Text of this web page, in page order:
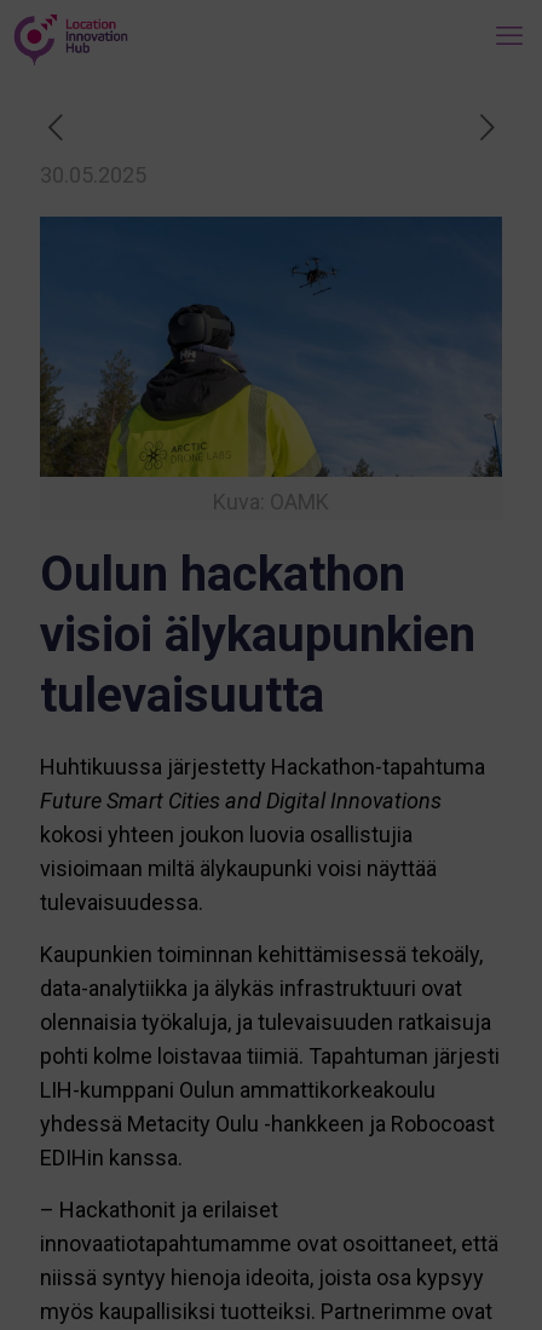
30.05.2025
Kuva: OAMK
Oulun hackathon
visioi älykaupunkien
tulevaisuutta
Huhtikuussa järjestetty Hackathon-tapahtuma
Future Smart Cities and Digital Innovations
kokosi yhteen joukon luovia osallistujia
visioimaan miltä älykaupunki voisi näyttää
tulevaisuudessa.
Kaupunkien toiminnan kehittämisessä tekoäly,
data-analytiikka ja älykäs infrastruktuuri ovat
olennaisia työkaluja, ja tulevaisuuden ratkaisuja
pohti kolme loistavaa tiimiä. Tapahtuman järjesti
LIH-kumppani Oulun ammattikorkeakoulu
yhdessä Metacity Oulu -hankkeen ja Robocoast
EDIHin kanssa.
– Hackathonit ja erilaiset
innovaatiotapahtumamme ovat osoittaneet, että
niissä syntyy hienoja ideoita, joista osa kypsyy
myös kaupallisiksi tuotteiksi. Partnerimme ovat